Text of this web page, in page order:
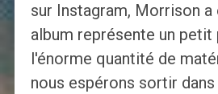
sur Instagram, Morrison a
album représente un petit
l'énorme quantité de
nous espérons sortir dans